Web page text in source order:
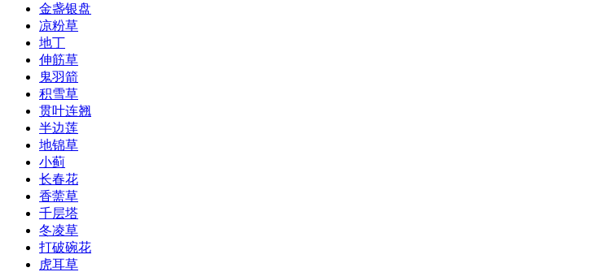
金盏银盘
凉粉草
地丁
伸筋草
鬼羽箭
积雪草
贯叶连翘
半边莲
地锦草
小蓟
长春花
香薷草
千层塔
冬凌草
打破碗花
虎耳草